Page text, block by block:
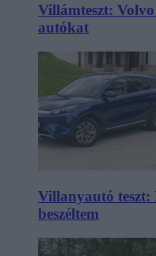
Villámteszt:
autókat
Villanyautó
beszéltem